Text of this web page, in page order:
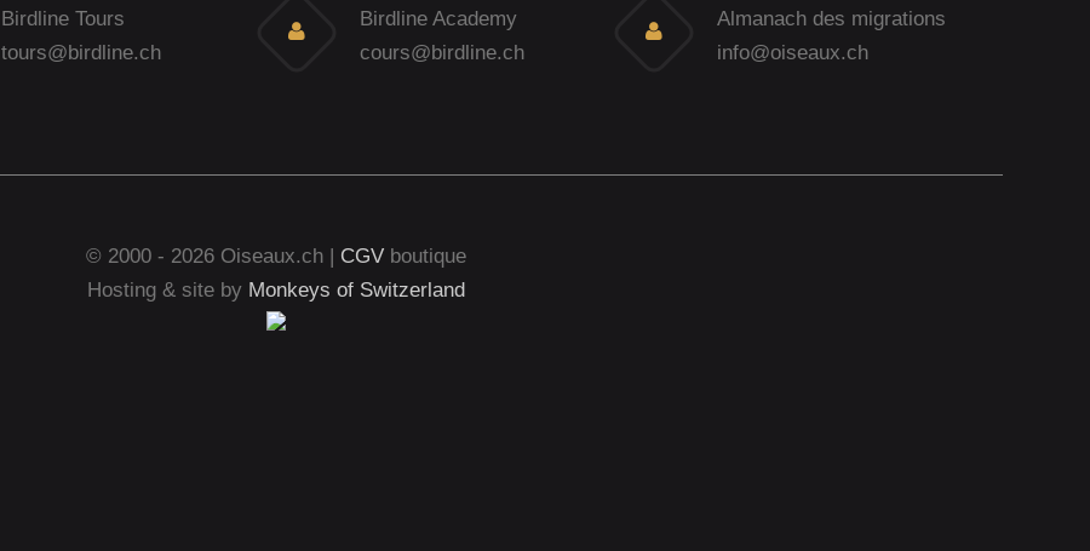
Birdline Tours
tours@birdline.ch
Birdline Academy
cours@birdline.ch
Almanach des migrations
info@oiseaux.ch
© 2000 - 2026 Oiseaux.ch | CGV boutique
Hosting & site by Monkeys of Switzerland